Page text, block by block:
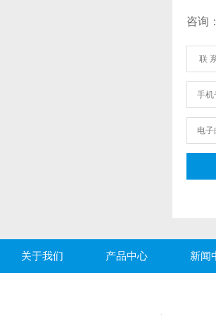
咨询
联
手机
电子
关于我们 产品中心 新闻